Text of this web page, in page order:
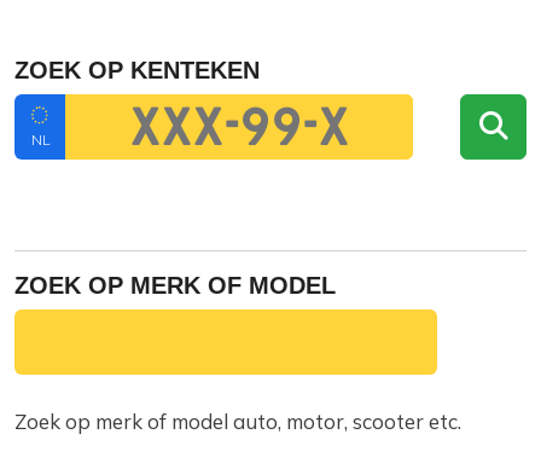
ZOEK OP KENTEKEN
NL
ZOEK OP MERK OF MODEL
Zoek op merk of model auto, motor, scooter etc.